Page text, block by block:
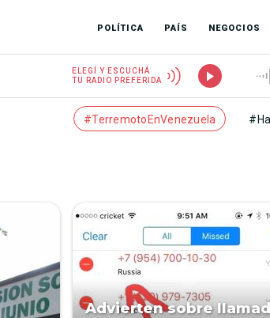
POLÍTICA PAÍS NEGOCIOS
ELEGÍ Y ESCUCHÁ
TU RADIO PREFERIDA
#TerremotoEnVenezuela
Advierten sobre